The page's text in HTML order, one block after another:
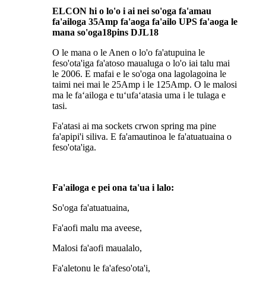
ELCON hi o lo'o i ai nei so'oga fa'amau
fa'ailoga 35Amp fa'aoga fa'ailo UPS fa'aoga le
mana so'oga18pins DJL18
O le mana o le Anen o lo'o fa'atupuina le
feso'ota'iga fa'atoso maualuga o lo'o iai talu mai
le 2006. E mafai e le so'oga ona lagolagoina le
taimi nei mai le 25Amp i le 125Amp. O le malosi
ma le faʻailoga e tuʻufaʻatasia uma i le tulaga e
tasi.
Fa'atasi ai ma sockets crwon spring ma pine
fa'apipi'i siliva. E fa'amautinoa le fa'atuatuaina o
feso'ota'iga.
Fa'ailoga e pei ona ta'ua i lalo:
So'oga fa'atuatuaina,
Fa'aofi malu ma aveese,
Malosi fa'aofi maualalo,
Fa'aletonu le fa'afeso'ota'i,